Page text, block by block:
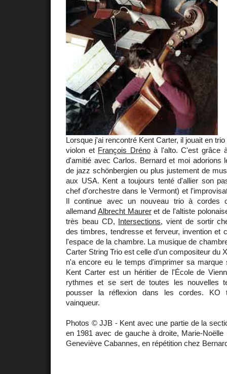
Lorsque j'ai rencontré Kent Carter, il jouait en
violon et François Drénoà l'alto. C'est grâce
d'amitié avec Carlos. Bernard et moi adorions
de jazz schönbergien ou plus justement de
aux USA. Kent a toujours tenté d'allier son
chef d'orchestre dans le Vermont) et
Il continue avec un nouveau trio à cordes
allemand Albrecht Maureret de l'altiste
très beau CD, Intersections, vient de sortir
des timbres, tendresse et ferveur, invention et
l'espace de la chambre. La musique de
Carter String Trio est celle d'un compositeur du
n'a encore eu le temps d'imprimer sa marque
Kent Carter est un héritier de l'École de
rythmes et se sert de toutes les nouvelles
pousser la réflexion dans les cordes. KO
vainqueur.
Photos © JJB - Kent avec une partie de la
en 1981 avec de gauche à droite, Marie-Noëlle
Geneviève Cabannes, en répétition chez